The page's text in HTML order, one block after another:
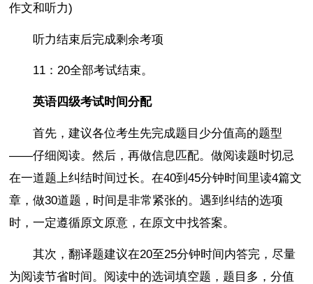
作文和听力)
听力结束后完成剩余考项
11：20全部考试结束。
英语四级考试时间分配
首先，建议各位考生先完成题目少分值高的题型
——仔细阅读。然后，再做信息匹配。做阅读题时切忌
在一道题上纠结时间过长。在40到45分钟时间里读4篇文
章，做30道题，时间是非常紧张的。遇到纠结的选项
时，一定遵循原文原意，在原文中找答案。
其次，翻译题建议在20至25分钟时间内答完，尽量
为阅读节省时间。阅读中的选词填空题，题目多，分值